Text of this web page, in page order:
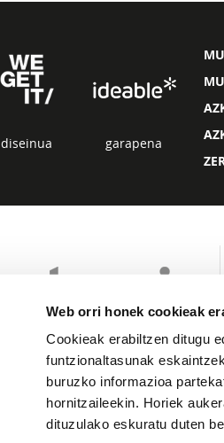
Web orri honek cookieak
Cookieak erabiltzen ditugu
funtzionaltasunak
buruzko informazioa
hornitzaileekin. Horiek
dituzulako eskuratu duten
diseinua garapena